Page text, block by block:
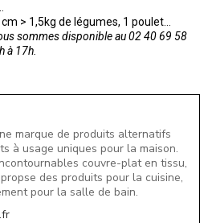
> 1,5kg de légumes, 1 poulet…
sommes disponible au 02 40 69 58
à 17h.
marque de produits alternatifs
à usage uniques pour la maison.
couvre-plat en tissu,
des produits pour la cuisine,
pour la salle de bain.